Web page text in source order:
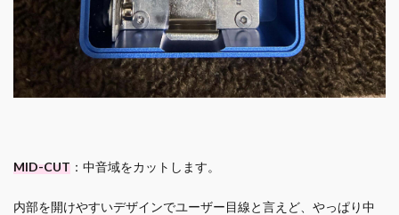
MID-CUT ：中音域をカットします。
内部を開けやすいデザインでユーザー目線と言えど、やっぱり中